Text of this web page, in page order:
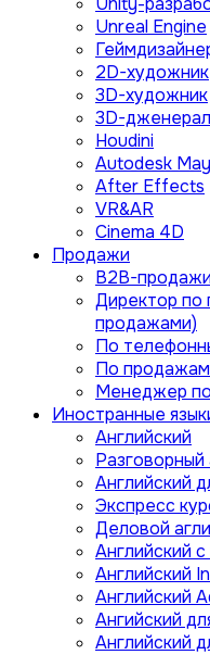
Unreal Engine
2D-художник
3D-художник
3D-
Houdini
Autodesk
After Effects
VR&AR
Cinema 4D
Продажи
B2B-продажи
Директор по
продажами)
По
По продажам
Менеджер
Иностранные
Английский
Разговорный
Английский
Экспресс
Деловой
Английский
Английский
Английский
Ангийский
Английский